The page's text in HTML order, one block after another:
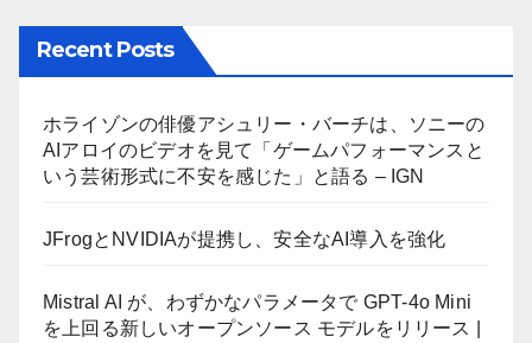
Recent Posts
ホライゾンの俳優アシュリー・バーチは、ソニーの
AIアロイのビデオを見て「ゲームパフォーマンスと
いう芸術形式に不安を感じた」と語る – IGN
JFrogとNVIDIAが提携し、安全なAI導入を強化
Mistral AI が、わずかなパラメータで GPT-4o Mini
を上回る新しいオープンソース モデルをリリース |